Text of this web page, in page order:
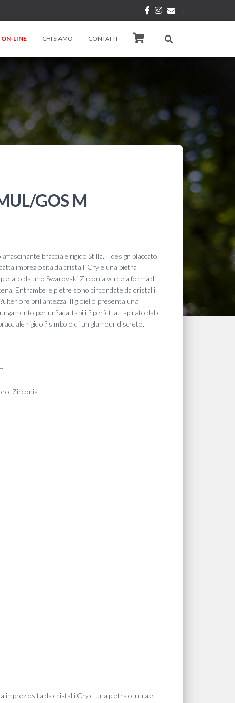
ON-LINE CHI SIAMO CONTATTI
GOS M
bracciale rigido Stilla. Il design placcato
impreziosita da cristalli Cry e una pietra
da uno Swarovski Zirconia verde a forma di
Entrambe le pietre sono circondate da cristalli
brillantezza. Il gioiello presenta una
per un?adattabilit? perfetta. Ispirato dalle
rigido ? simbolo di un glamour discreto.
Zirconia
impreziosita da cristalli Cry e una pietra centrale